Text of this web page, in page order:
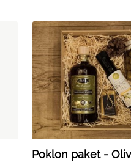
Poklon paket -